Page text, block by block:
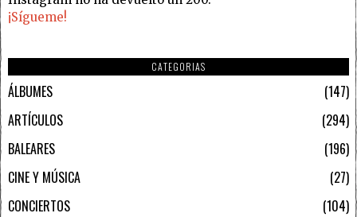
¡Sígueme!
CATEGORIAS
ÁLBUMES
147
ARTÍCULOS
294
BALEARES
196
CINE Y MÚSICA
27
CONCIERTOS
104